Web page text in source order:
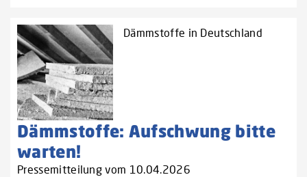
Dämmstoffe in Deutschland
Dämmstoffe: Aufschwung bitte
warten!
Pressemitteilung vom 10.04.2026